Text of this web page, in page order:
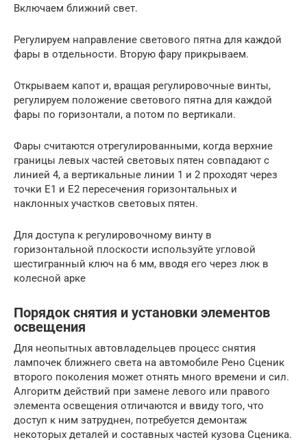
Включаем ближний свет.
Регулируем направление светового пятна для каждой
фары в отдельности. Вторую фару прикрываем.
Открываем капот и, вращая регулировочные винты,
регулируем положение светового пятна для каждой
фары по горизонтали, а потом по вертикали.
Фары считаются отрегулированными, когда верхние
границы левых частей световых пятен совпадают с
линией 4, а вертикальные линии 1 и 2 проходят через
точки Е1 и Е2 пересечения горизонтальных и
наклонных участков световых пятен.
Для доступа к регулировочному винту в
горизонтальной плоскости используйте угловой
шестигранный ключ на 6 мм, вводя его через люк в
колесной арке
Порядок снятия и установки элементов
освещения
Для неопытных автовладельцев процесс снятия
лампочек ближнего света на автомобиле Рено Сценик
второго поколения может отнять много времени и сил.
Алгоритм действий при замене левого или правого
элемента освещения отличаются и ввиду того, что
доступ к ним затруднен, потребуется демонтаж
некоторых деталей и составных частей кузова Сценика.